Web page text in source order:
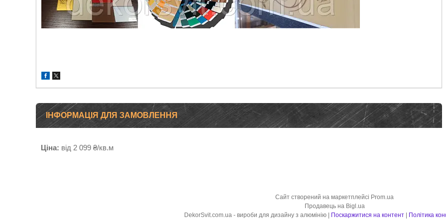
ІНФОРМАЦІЯ ДЛЯ ЗАМОВЛЕННЯ
Ціна: від 2 099 ₴/кв.м
Сайт створений на маркетплейсі Prom.ua
Продавець на Bigl.ua
Поскаржитися на контент Політика